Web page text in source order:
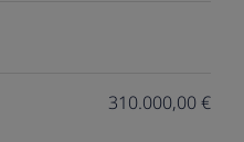
310.000,00 €